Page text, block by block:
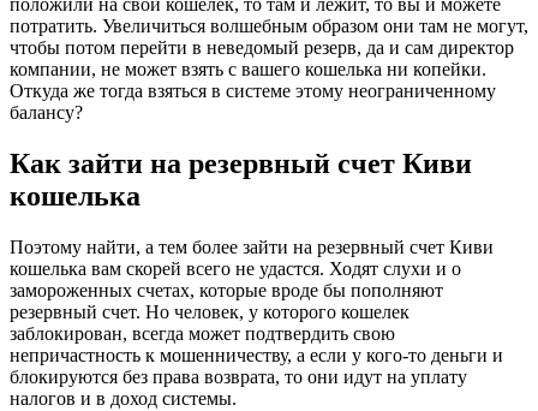
положили на свой кошелек, то там и лежит, то вы и можете
потратить. Увеличиться волшебным образом они там не могут,
чтобы потом перейти в неведомый резерв, да и сам директор
компании, не может взять с вашего кошелька ни копейки.
Откуда же тогда взяться в системе этому неограниченному
балансу?
Как зайти на резервный счет Киви
кошелька
Поэтому найти, а тем более зайти на резервный счет Киви
кошелька вам скорей всего не удастся. Ходят слухи и о
замороженных счетах, которые вроде бы пополняют
резервный счет. Но человек, у которого кошелек
заблокирован, всегда может подтвердить свою
непричастность к мошенничеству, а если у кого-то деньги и
блокируются без права возврата, то они идут на уплату
налогов и в доход системы.